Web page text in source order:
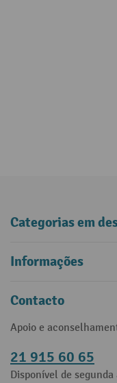
Categorias em
Informações
Contacto
Apoio e
21 915 60 65
Disponível de